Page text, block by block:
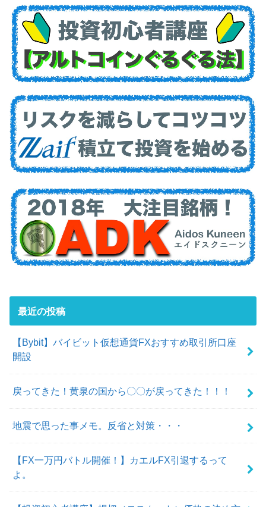
最近の投稿
【Bybit】バイビット仮想通貨FXおすすめ取引所口座
開設
戻ってきた！黄泉の国から〇〇が戻ってきた！！！
地震で思った事メモ。反省と対策・・・
【FX一万円バトル開催！】カエルFX引退するって
よ。